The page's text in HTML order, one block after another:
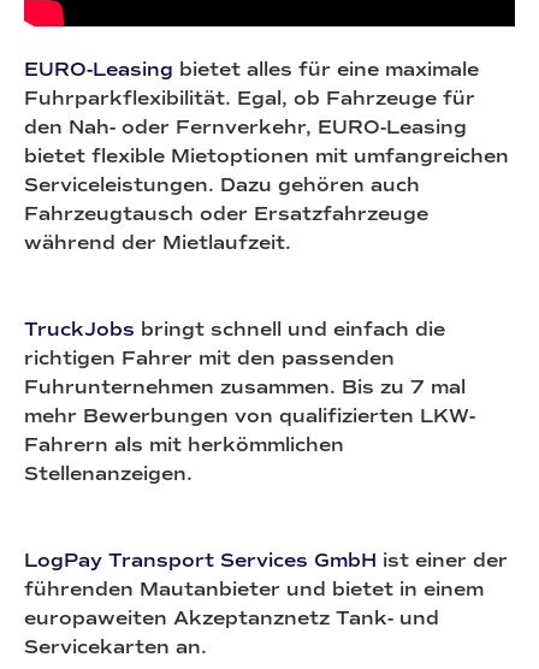
EURO-Leasing bietet alles für eine maximale
Fuhrparkflexibilität. Egal, ob Fahrzeuge für
den Nah- oder Fernverkehr, EURO-Leasing
bietet flexible Mietoptionen mit umfangreichen
Serviceleistungen. Dazu gehören auch
Fahrzeugtausch oder Ersatzfahrzeuge
während der Mietlaufzeit.
TruckJobs bringt schnell und einfach die
richtigen Fahrer mit den passenden
Fuhrunternehmen zusammen. Bis zu 7 mal
mehr Bewerbungen von qualifizierten LKW-
Fahrern als mit herkömmlichen
Stellenanzeigen.
LogPay Transport Services GmbH ist einer der
führenden Mautanbieter und bietet in einem
europaweiten Akzeptanznetz Tank- und
Servicekarten an.